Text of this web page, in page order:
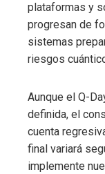
plataformas y
progresan de
sistemas
riesgos
Aunque el Q-
definida, el
cuenta
final variará
implemente